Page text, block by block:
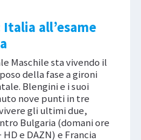
all’esame
Maschile sta vivendo il
della fase a gironi
Blengini e i suoi
nove punti in tre
gli ultimi due,
Bulgaria (domani ore
e DAZN) e Francia